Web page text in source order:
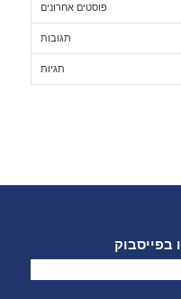
פוסטים אחרונים
תגובות
תגיות